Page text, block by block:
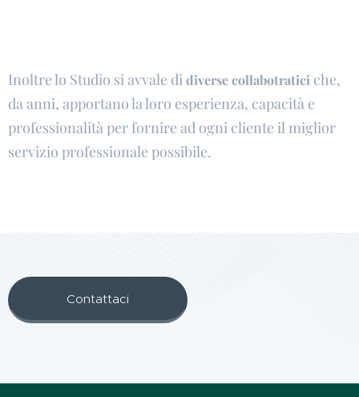
Inoltre lo Studio si avvale didiverse collabotratici che,
da anni, apportano la loro esperienza, capacità e
professionalità per fornire ad ogni cliente il miglior
servizio professionale possibile.
Contattaci